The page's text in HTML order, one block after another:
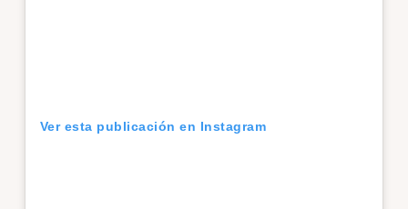
Ver esta publicación en Instagram